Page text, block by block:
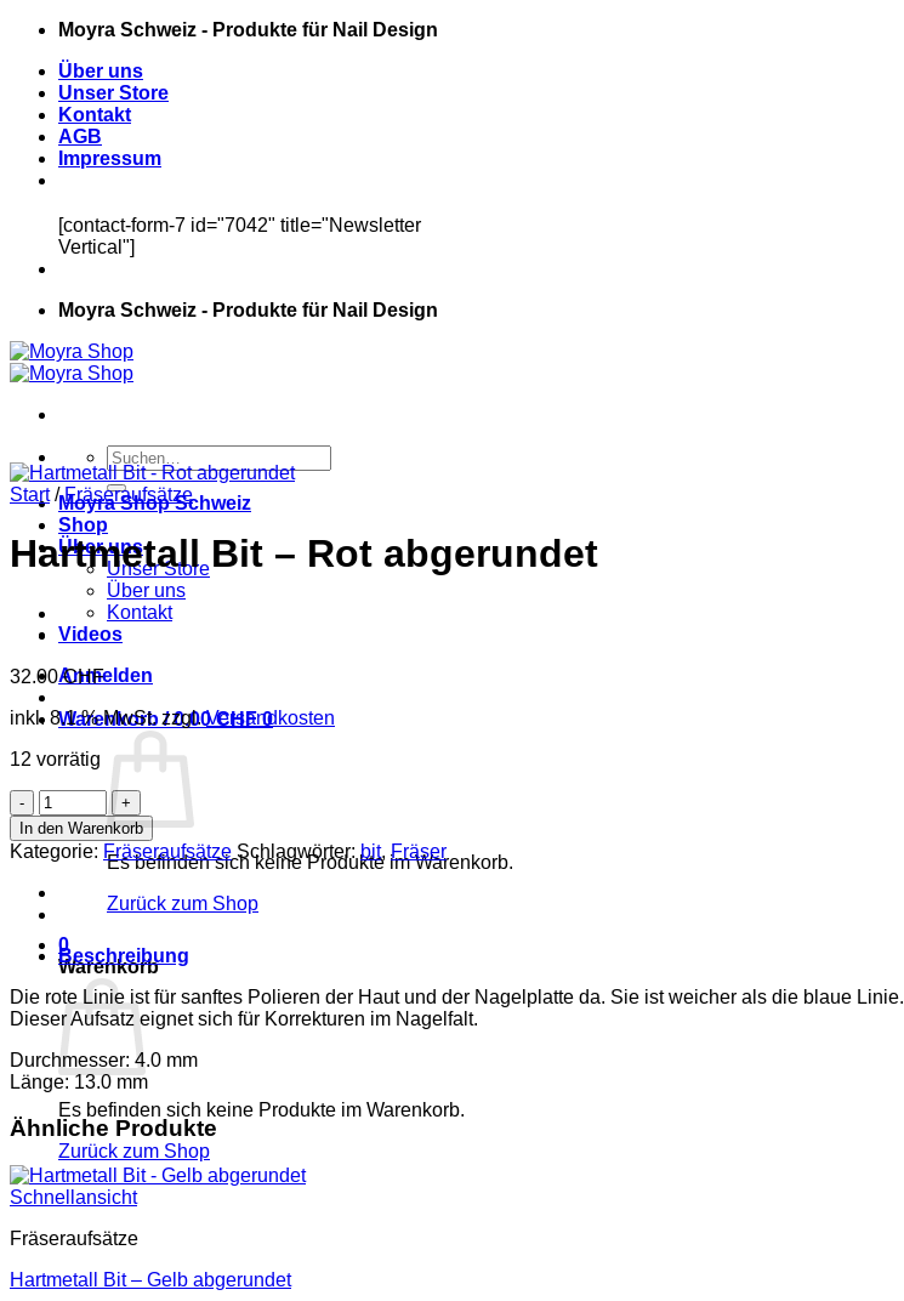
Zum
springen
Moyra Schweiz - Produkte für Nail Design
Über uns
Unser Store
Kontakt
AGB
Impressum
[contact-form-7 id="7042" title="Newsletter
Vertical"]
Moyra Schweiz - Produkte für Nail Design
Suchen
nach:
Moyra Shop Schweiz
Shop
Über uns
Unser Store
Über uns
Kontakt
Videos
Anmelden
Warenkorb /0.00CHF 0
Es befinden sich keine Produkte im Warenkorb.
Zurück zum Shop
0
Warenkorb
Es befinden sich keine Produkte im Warenkorb.
Zurück zum Shop
Start / Fräseraufsätze
Hartmetall Bit – Rot abgerundet
32.00CHF
inkl. 8.1 % MwSt. zzgl.Versandkosten
12 vorrätig
Hartmetall
Bit
-
Rot
abgerundet
Menge
In den Warenkorb
Kategorie: Fräseraufsätze Schlagwörter: bit, Fräser
Beschreibung
Die rote Linie ist für sanftes Polieren der Haut und der Nagelplatte da. Sie ist weicher als die blaue Linie.
Dieser Aufsatz eignet sich für Korrekturen im Nagelfalt.
Durchmesser: 4.0 mm
Länge: 13.0 mm
Ähnliche Produkte
Schnellansicht
Fräseraufsätze
Hartmetall Bit – Gelb abgerundet